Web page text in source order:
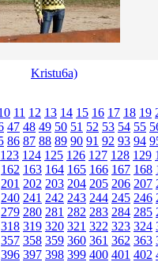
Kristu6a)
11 12 13 14 15 16 17 18 19
47 48 49 50 51 52 53 54 55
86 87 88 89 90 91 92 93 94
123 124 125 126 127 128 129
162 163 164 165 166 167 168
201 202 203 204 205 206 207
240 241 242 243 244 245 246
279 280 281 282 283 284 285
318 319 320 321 322 323 324
357 358 359 360 361 362 363
396 397 398 399 400 401 402